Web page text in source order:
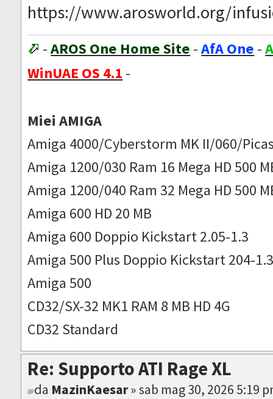
https://www.arosworld.org/
-AROS One Home Site -AfA One -
WinUAE OS 4.1 -
Miei AMIGA
Amiga 4000/Cyberstorm MK II/060/
Amiga 1200/030 Ram 16 Mega HD 500
Amiga 1200/040 Ram 32 Mega HD 500
Amiga 600 HD 20 MB
Amiga 600 Doppio Kickstart 2.05-1.3
Amiga 500 Plus Doppio Kickstart 204-
Amiga 500
CD32/SX-32 MK1 RAM 8 MB HD 4G
CD32 Standard
Re: Supporto ATI Rage XL
da MazinKaesar» sab mag 30, 2026 5:19